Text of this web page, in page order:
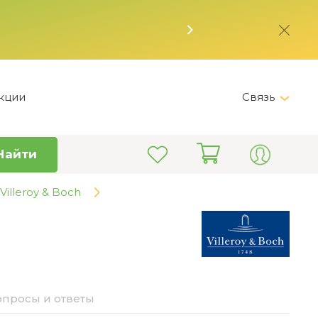
Связь
+7 (495) 150-82-28
info@kitchen-master.ru
& Boch
и ответы